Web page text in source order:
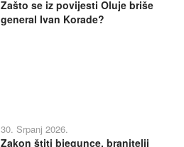
Zašto se iz povijesti Oluje briše
general Ivan Korade?
30. Srpanj 2026.
Zakon štiti bjegunce, branitelji